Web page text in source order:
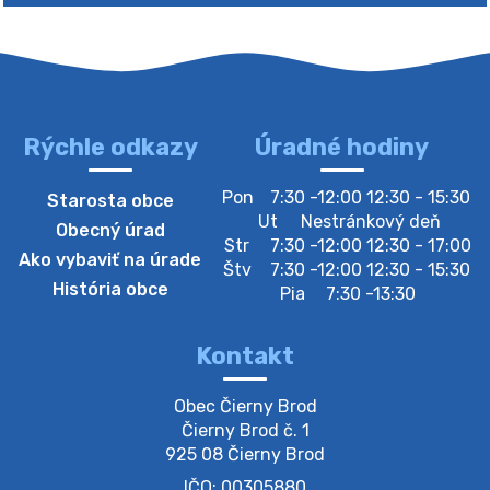
4. augusta 2026 10:05
Zberný dvor-Gyűjtőudvar
Oznamujeme obyvateľom, že v stredu 05. augusta
bude zberný dvor zatvorený. Értesítjük a lakosokat,
hogy szerdán augusztus 05-én a gyűjtőudvar zárva
lesz https://ciernybrod.sk?p=214…
Zber separovaného odpadu plastu-
Szeparált műanya…
Oznamujeme obyvateľom, že v stredu 05. augusta
prebehne zber separovaného odpadu plastu. Prosíme
Rýchle odkazy
Starosta obce
Obecný úrad
Ako vybaviť na úrade
História obce
Úradné hodiny
Pon
7:30 -12:00 12:30 - 15:30
Ut
Nestránkový deň
Str
7:30 -12:00 12:30 - 17:00
Štv
7:30 -12:00 12:30 - 15:30
Pia
7:30 -13:30
Kontakt
Obec Čierny Brod
Čierny Brod č. 1
925 08 Čierny Brod